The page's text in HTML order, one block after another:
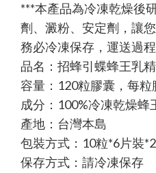
***本產品為冷凍乾燥後
劑、澱粉、安定劑，讓
務必冷凍保存，運送過
品名：招蜂引蝶蜂王乳
容量：120粒膠囊，每
成分：100%冷凍乾燥蜂
產地：台灣本島
包裝方式：10粒*6片裝
保存方式：請冷凍保存